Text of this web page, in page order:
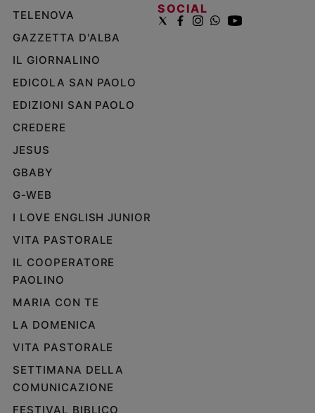
TELENOVA
GAZZETTA D'ALBA
IL GIORNALINO
EDICOLA SAN PAOLO
EDIZIONI SAN PAOLO
CREDERE
JESUS
GBABY
G-WEB
I LOVE ENGLISH JUNIOR
VITA PASTORALE
IL COOPERATORE
PAOLINO
MARIA CON TE
LA DOMENICA
VITA PASTORALE
SETTIMANA DELLA
COMUNICAZIONE
FESTIVAL BIBLICO
SOCIAL